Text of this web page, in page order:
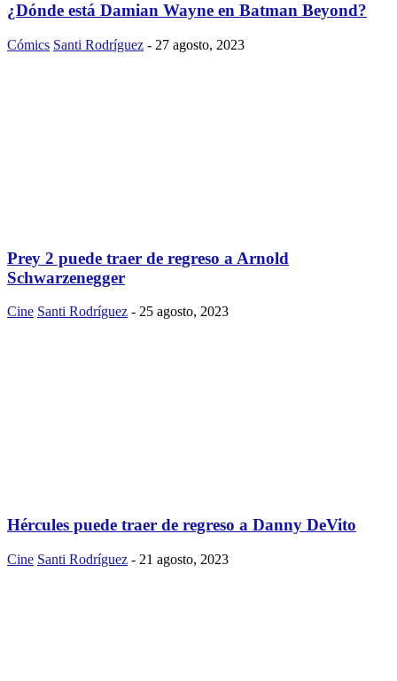
¿Dónde está Damian Wayne en Batman Beyond?
Cómics Santi Rodríguez - 27 agosto, 2023
Prey 2 puede traer de regreso a Arnold
Schwarzenegger
Cine Santi Rodríguez - 25 agosto, 2023
Hércules puede traer de regreso a Danny DeVito
Cine Santi Rodríguez - 21 agosto, 2023